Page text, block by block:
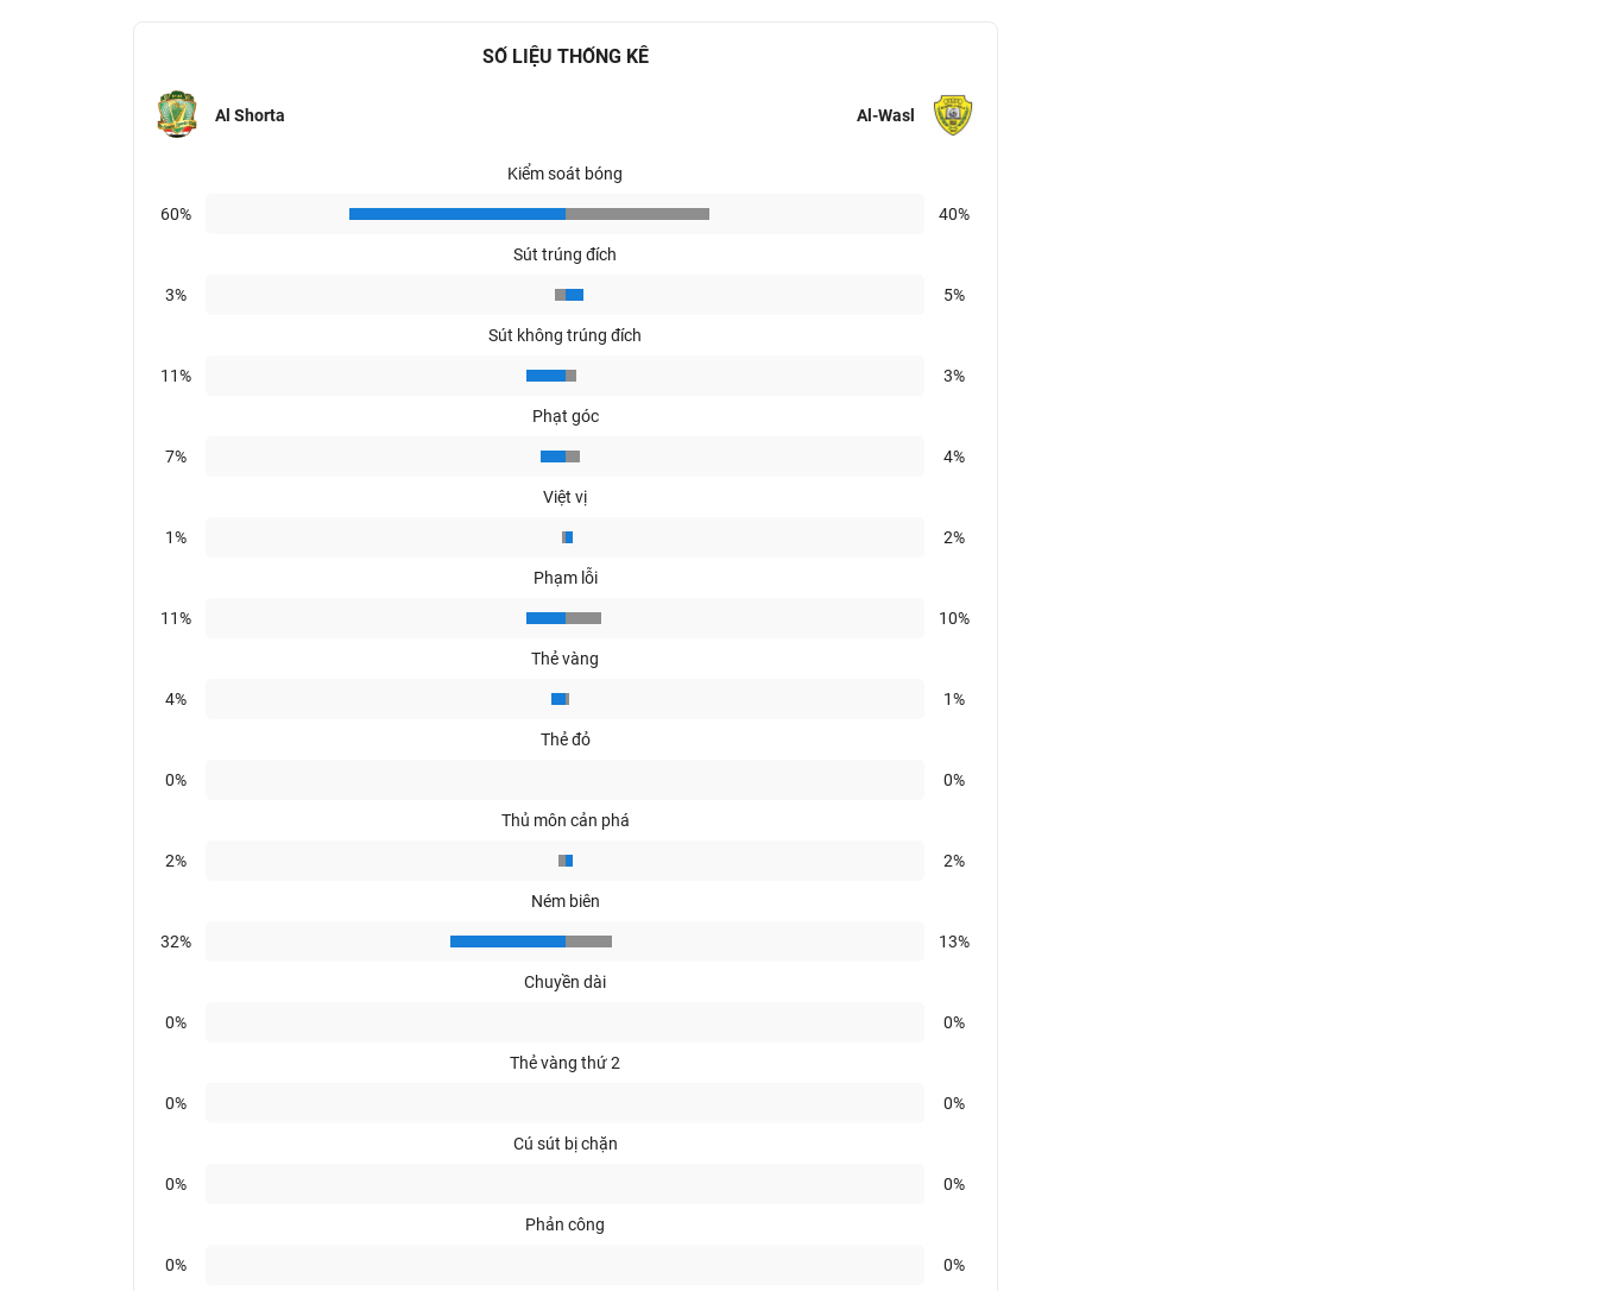
SỐ LIỆU THỐNG KÊ
Al Shorta Al-Wasl
Kiểm soát bóng
60% 40%
Sút trúng đích
3% 5%
Sút không trúng đích
11% 3%
Phạt góc
7% 4%
Việt vị
1% 2%
Phạm lỗi
11% 10%
Thẻ vàng
4% 1%
Thẻ đỏ
0% 0%
Thủ môn cản phá
2% 2%
Ném biên
32% 13%
Chuyền dài
0% 0%
Thẻ vàng thứ 2
0% 0%
Cú sút bị chặn
0% 0%
Phản công
0% 0%